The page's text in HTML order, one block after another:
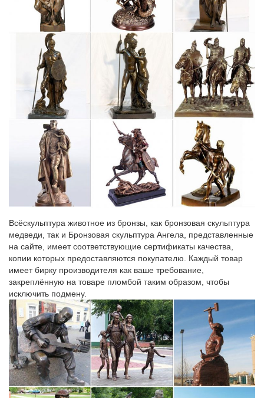
Всёскульптура животное из бронзы, как бронзовая скульптура
медведи, так и Бронзовая скульптура Ангела, представленные
на сайте, имеет соответствующие сертификаты качества,
копии которых предоставляются покупателю. Каждый товар
имеет бирку производителя как ваше требование,
закреплённую на товаре пломбой таким образом, чтобы
исключить подмену.